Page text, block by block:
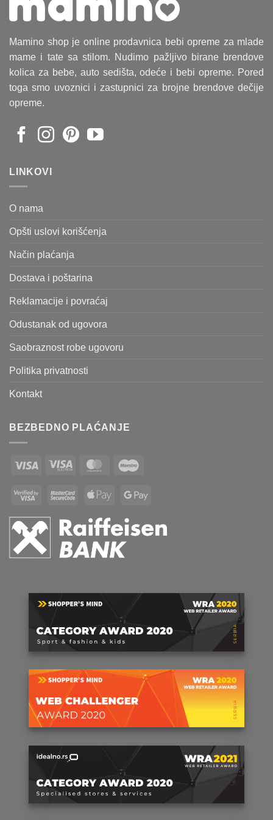
Mamino shop je online prodavnica bebi opreme za mlade
mame i tate sa stilom. Nudimo pažljivo birane brendove
kolica za bebe, auto sedišta, odeće i bebi opreme. Pored
toga smo uvoznici i zastupnici za brojne brendove dečije
opreme.
LINKOVI
O nama
Opšti uslovi korišćenja
Način plaćanja
Dostava i poštarina
Reklamacije i povraćaj
Odustanak od ugovora
Saobraznost robe ugovoru
Politika privatnosti
Kontakt
BEZBEDNO PLAĆANJE
Visa
Visa
MasterCard
Visa
MasterCardApple
Google